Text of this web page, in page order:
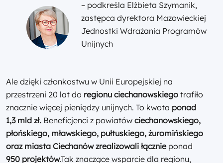
– podkreśla Elżbieta Szymanik,
zastępca dyrektora Mazowieckiej
Jednostki Wdrażania Programów
Unijnych
Ale dzięki członkostwu w Unii Europejskiej na
przestrzeni 20 lat do regionu ciechanowskiego trafiło
znacznie więcej pieniędzy unijnych. To kwota ponad
1,3 mld zł. Beneficjenci z powiatów ciechanowskiego,
płońskiego, mławskiego, pułtuskiego, żuromińskiego
oraz miasta Ciechanów zrealizowali łącznie ponad
950 projektów.Tak znaczące wsparcie dla regionu,